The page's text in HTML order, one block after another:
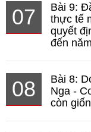
07
Bài 9:
thực tế
quyết
đến
08
Bài 8:
Nga -
còn